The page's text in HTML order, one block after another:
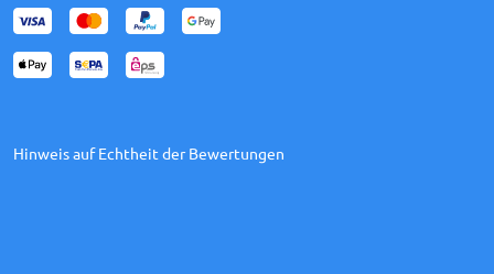
Hinweis auf Echtheit der Bewertungen